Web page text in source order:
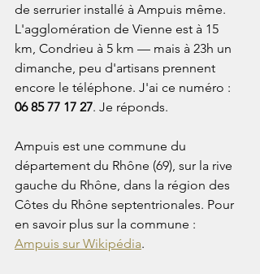
de serrurier installé à Ampuis même.
L'agglomération de Vienne est à 15
km, Condrieu à 5 km — mais à 23h un
dimanche, peu d'artisans prennent
encore le téléphone. J'ai ce numéro :
06 85 77 17 27. Je réponds.
Ampuis est une commune du
département du Rhône (69), sur la rive
gauche du Rhône, dans la région des
Côtes du Rhône septentrionales. Pour
en savoir plus sur la commune :
Ampuis sur Wikipédia.